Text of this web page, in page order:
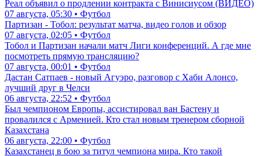
Реал объявил о продлении контракта с Винисиусом (ВИДЕО)
07 августа, 05:30 • Футбол
Партизан - Тобол: результат матча, видео голов и обзор
07 августа, 02:05 • Футбол
Тобол и Партизан начали матч Лиги конференций. А где мне
посмотреть прямую трансляцию?
07 августа, 00:01 • Футбол
Дастан Сатпаев - новый Агуэро, разговор с Хаби Алонсо,
лучший друг в Челси
06 августа, 22:52 • Футбол
Был чемпионом Европы, ассистировал ван Бастену и
провалился с Арменией. Кто стал новым тренером сборной
Казахстана
06 августа, 22:00 • Футбол
Казахстанец в бою за титул чемпиона мира. Кто такой